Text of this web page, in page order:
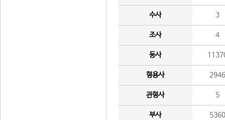
수사 3
조사 4
동사
형용사 2946
관형사 5
부사 5360